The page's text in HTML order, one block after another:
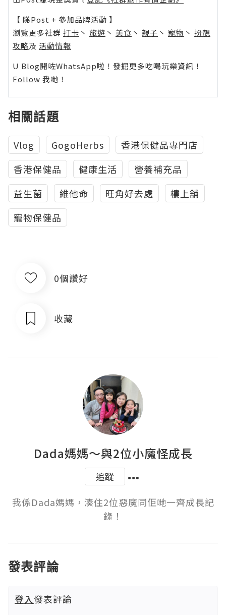
【 睇Post + 參加品牌活動 】
瀏覽更多社群 打卡 丶 旅遊 丶 美食 丶 親子 丶 寵物 丶 扮靚
攻略及 活動情報
U Blog開咗WhatsApp啦！發掘更多吃喝玩樂資訊！
Follow 我哋 ！
相關話題
Vlog GogoHerbs
香港保健品專門店
香港保健品
健康生活
營養補充品
益生菌
維他命 旺角好去處
樓上舖
寵物保健品
0個讚好
收藏
Dada媽媽～與2位小魔怪成長
追蹤
我係Dada媽媽，湊住2位惡魔同佢哋一齊成長記
錄！
發表評論
登入發表評論